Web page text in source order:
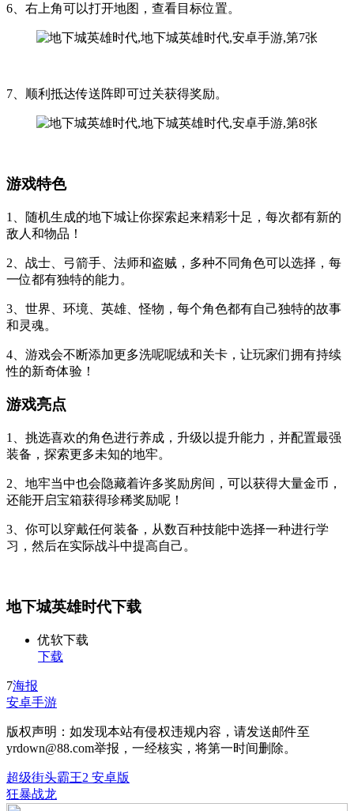
6、右上角可以打开地图，查看目标位置。
7、顺利抵达传送阵即可过关获得奖励。
游戏特色
1、随机生成的地下城让你探索起来精彩十足，每次都有新的
敌人和物品！
2、战士、弓箭手、法师和盗贼，多种不同角色可以选择，每
一位都有独特的能力。
3、世界、环境、英雄、怪物，每个角色都有自己独特的故事
和灵魂。
4、游戏会不断添加更多洗呢呢绒和关卡，让玩家们拥有持续
性的新奇体验！
游戏亮点
1、挑选喜欢的角色进行养成，升级以提升能力，并配置最强
装备，探索更多未知的地牢。
2、地牢当中也会隐藏着许多奖励房间，可以获得大量金币，
还能开启宝箱获得珍稀奖励呢！
3、你可以穿戴任何装备，从数百种技能中选择一种进行学
习，然后在实际战斗中提高自己。
地下城英雄时代下载
优软下载
下载
7海报
安卓手游
版权声明：如发现本站有侵权违规内容，请发送邮件至
yrdown@88.com举报，一经核实，将第一时间删除。
超级街头霸王2 安卓版
狂暴战龙